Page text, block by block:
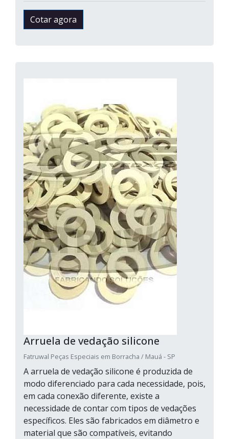
Cotar agora
Arruela de vedação silicone
Fatruwal Peças Especiais em Borracha / Mauá - SP
A arruela de vedação silicone é produzida de
modo diferenciado para cada necessidade, pois,
em cada conexão diferente, existe a
necessidade de contar com tipos de vedações
específicos. Eles são fabricados em diâmetro e
material que são compatíveis, evitando